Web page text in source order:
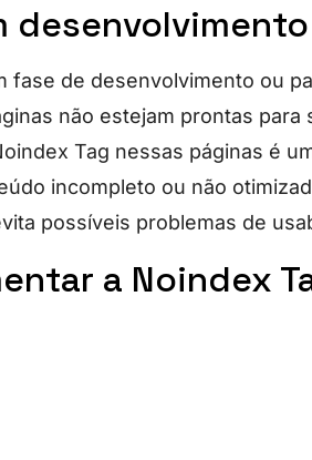
desenvolvimento
fase de desenvolvimento ou
não estejam prontas
Tag nessas páginas é
incompleto ou não
possíveis problemas de
a Noindex